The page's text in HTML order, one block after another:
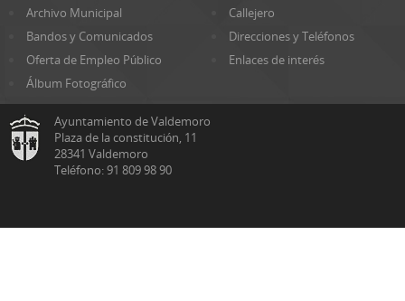
Archivo Municipal
Callejero
Bandos y Comunicados
Direcciones y Teléfonos
Oferta de Empleo Público
Enlaces de interés
Álbum Fotográfico
Ayuntamiento de Valdemoro
Plaza de la constitución, 11
28341 Valdemoro
Teléfono: 91 809 98 90